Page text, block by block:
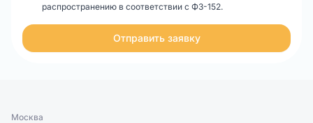
распространению в соответствии с ФЗ-152.
Отправить заявку
Москва